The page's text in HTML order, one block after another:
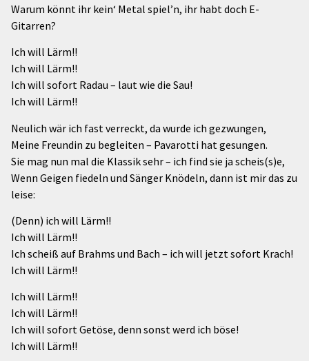
Warum könnt ihr kein‘ Metal spiel’n, ihr habt doch E-
Gitarren?
Ich will Lärm!!
Ich will Lärm!!
Ich will sofort Radau – laut wie die Sau!
Ich will Lärm!!
Neulich wär ich fast verreckt, da wurde ich gezwungen,
Meine Freundin zu begleiten – Pavarotti hat gesungen.
Sie mag nun mal die Klassik sehr – ich find sie ja scheis(s)e,
Wenn Geigen fiedeln und Sänger Knödeln, dann ist mir das zu
leise:
(Denn) ich will Lärm!!
Ich will Lärm!!
Ich scheiß auf Brahms und Bach – ich will jetzt sofort Krach!
Ich will Lärm!!
Ich will Lärm!!
Ich will Lärm!!
Ich will sofort Getöse, denn sonst werd ich böse!
Ich will Lärm!!